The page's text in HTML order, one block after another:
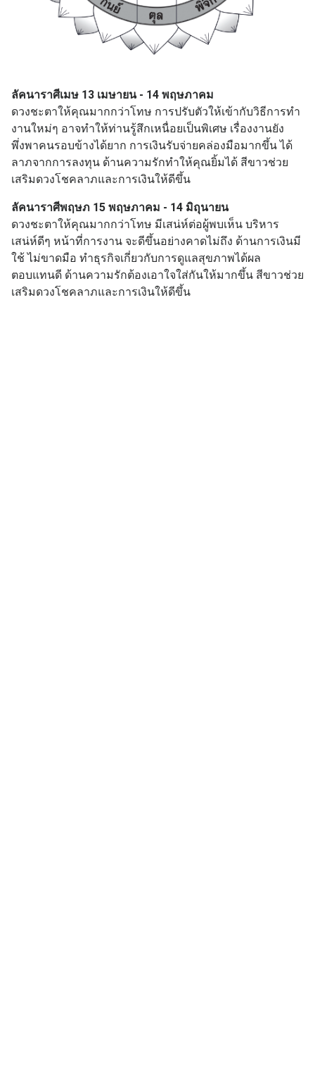
ลัคนาราศีเมษ 13 เมษายน - 14 พฤษภาคม
ดวงชะตาให้คุณมากกว่าโทษ การปรับตัวให้เข้ากับวิธีการทำ
งานใหม่ๆ อาจทำให้ท่านรู้สึกเหนื่อยเป็นพิเศษ เรื่องงานยัง
พึ่งพาคนรอบข้างได้ยาก การเงินรับจ่ายคล่องมือมากขึ้น ได้
ลาภจากการลงทุน ด้านความรักทำให้คุณยิ้มได้ สีขาวช่วย
เสริมดวงโชคลาภและการเงินให้ดีขึ้น
ลัคนาราศีพฤษภ 15 พฤษภาคม - 14 มิถุนายน
ดวงชะตาให้คุณมากกว่าโทษ มีเสน่ห์ต่อผู้พบเห็น บริหาร
เสน่ห์ดีๆ หน้าที่การงาน จะดีขึ้นอย่างคาดไม่ถึง ด้านการเงินมี
ใช้ ไม่ขาดมือ ทำธุรกิจเกี่ยวกับการดูแลสุขภาพได้ผล
ตอบแทนดี ด้านความรักต้องเอาใจใส่กันให้มากขึ้น สีขาวช่วย
เสริมดวงโชคลาภและการเงินให้ดีขึ้น